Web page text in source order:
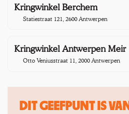
Kringwinkel Berchem
Statiestraat 121, 2600 Antwerpen
Kringwinkel Antwerpen Meir
Otto Veniusstraat 11, 2000 Antwerpen
DIT GEEFPUNT IS VAN